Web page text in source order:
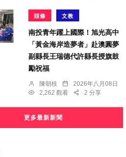
頭條 文教
南投青年躍上國際！旭光高中
「黃金海岸造夢者」赴澳圓夢
副縣長王瑞德代許縣長授旗鼓
勵祝福
陳朝枝
2026年八月08日
2,262 觀看
2 分享
更多最新新聞